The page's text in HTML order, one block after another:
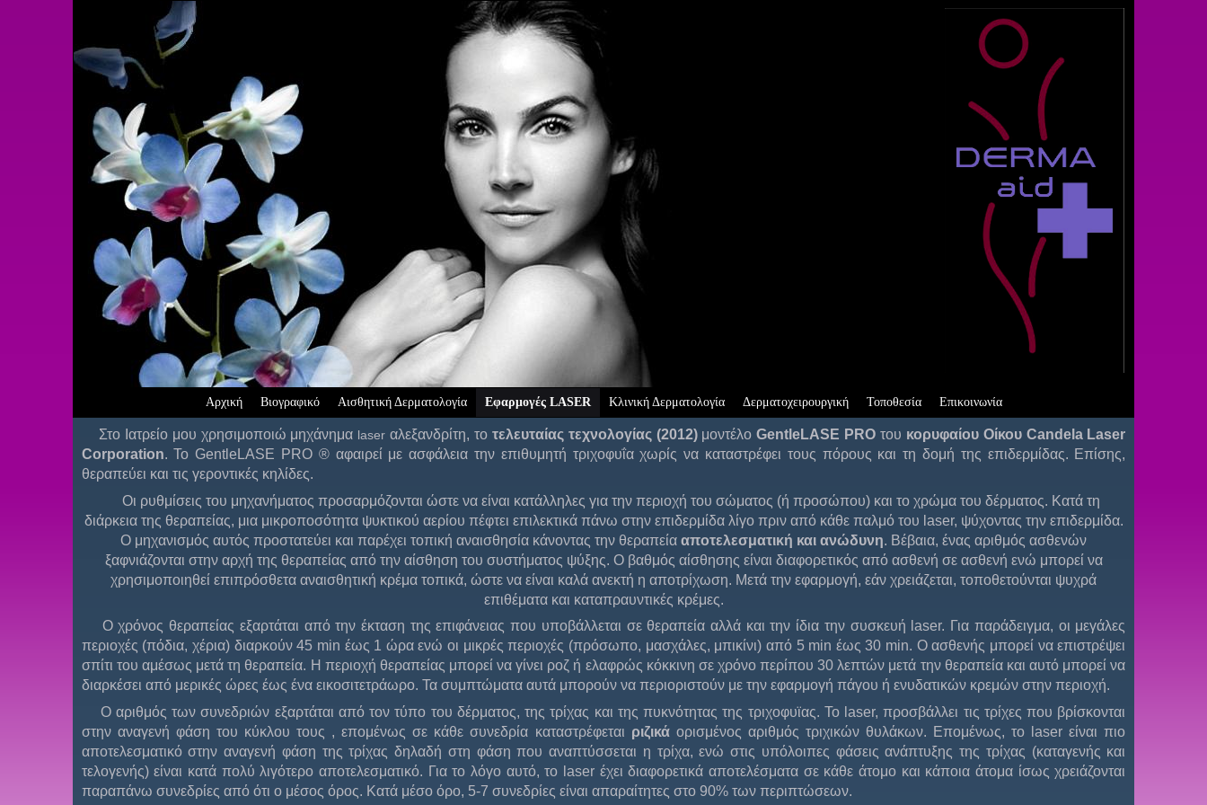
Αρχική Βιογραφικό Αισθητική Δερματολογία Εφαρμογές LASER Κλινική Δερματολογία Δερματοχειρουργική Τοποθεσία Επικοινωνία
Στο Ιατρείο μου χρησιμοποιώ μηχάνημα laser αλεξανδρίτη, το τελευταίας τεχνολογίας (2012) μοντέλοGentleLASE PRO του κορυφαίου Οίκου Candela Laser
Corporation. To GentleLASE PRO ® αφαιρεί με ασφάλεια την επιθυμητή τριχοφυΐα χωρίς να καταστρέφει τους πόρους και τη δομή της επιδερμίδας. Επίσης,
θεραπεύει και τις γεροντικές κηλίδες.
Οι ρυθμίσεις του μηχανήματος προσαρμόζονται ώστε να είναι κατάλληλες για την περιοχή του σώματος (ή προσώπου) και το χρώμα του δέρματος. Κατά τη
διάρκεια της θεραπείας, μια μικροποσότητα ψυκτικού αερίου πέφτει επιλεκτικά πάνω στην επιδερμίδα λίγο πριν από κάθε παλμό του laser, ψύχοντας την επιδερμίδα.
Ο μηχανισμός αυτός προστατεύει και παρέχει τοπική αναισθησία κάνοντας την θεραπεία αποτελεσματική και ανώδυνη. Βέβαια, ένας αριθμός ασθενών
ξαφνιάζονται στην αρχή της θεραπείας από την αίσθηση του συστήματος ψύξης. Ο βαθμός αίσθησης είναι διαφορετικός από ασθενή σε ασθενή ενώ μπορεί να
χρησιμοποιηθεί επιπρόσθετα αναισθητική κρέμα τοπικά, ώστε να είναι καλά ανεκτή η αποτρίχωση. Μετά την εφαρμογή, εάν χρειάζεται, τοποθετούνται ψυχρά
επιθέματα και καταπραυντικές κρέμες.
Ο χρόνος θεραπείας εξαρτάται από την έκταση της επιφάνειας που υποβάλλεται σε θεραπεία αλλά και την ίδια την συσκευή laser. Για παράδειγμα, οι μεγάλες
περιοχές (πόδια, χέρια) διαρκούν 45 min έως 1 ώρα ενώ οι μικρές περιοχές (πρόσωπο, μασχάλες, μπικίνι) από 5 min έως 30 min. Ο ασθενής μπορεί να επιστρέψει
σπίτι του αμέσως μετά τη θεραπεία. Η περιοχή θεραπείας μπορεί να γίνει ροζ ή ελαφρώς κόκκινη σε χρόνο περίπου 30 λεπτών μετά την θεραπεία και αυτό μπορεί να
διαρκέσει από μερικές ώρες έως ένα εικοσιτετράωρο. Τα συμπτώματα αυτά μπορούν να περιοριστούν με την εφαρμογή πάγου ή ενυδατικών κρεμών στην περιοχή.
Ο αριθμός των συνεδριών εξαρτάται από τον τύπο του δέρματος, της τρίχας και της πυκνότητας της τριχοφυϊας. Το laser, προσβάλλει τις τρίχες που βρίσκονται
στην αναγενή φάση του κύκλου τους , επομένως σε κάθε συνεδρία καταστρέφεται ριζικάορισμένος αριθμός τριχικών θυλάκων. Επομένως, το laser είναι πιο
αποτελεσματικό στην αναγενή φάση της τρίχας δηλαδή στη φάση που αναπτύσσεται η τρίχα, ενώ στις υπόλοιπες φάσεις ανάπτυξης της τρίχας (καταγενής και
τελογενής) είναι κατά πολύ λιγότερο αποτελεσματικό. Για το λόγο αυτό, το laser έχει διαφορετικά αποτελέσματα σε κάθε άτομο και κάποια άτομα ίσως χρειάζονται
παραπάνω συνεδρίες από ότι ο μέσος όρος. Κατά μέσο όρο, 5-7 συνεδρίες είναι απαραίτητες στο 90% των περιπτώσεων.